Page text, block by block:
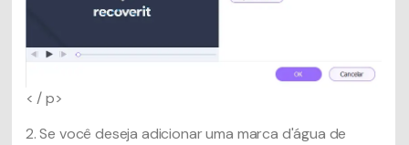
< / p>
2. Se você deseja adicionar uma marca d'água de